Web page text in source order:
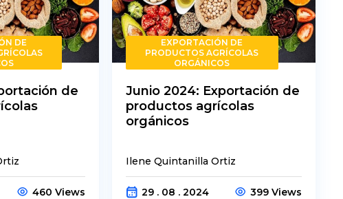
DE
de
460 Views
EXPORTACIÓN DE
PRODUCTOS AGRÍCOLAS
ORGÁNICOS
Junio 2024: Exportación de
productos agrícolas
orgánicos
Ilene Quintanilla Ortiz
29 . 08 . 2024 399 Views